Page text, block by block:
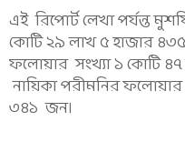
এই রিপোর্ট লেখা পর্যন্ত
কোটি ২৯ লাখ ৫ হাজার
ফলোয়ার সংখ্যা ১ কোটি
নায়িকা পরীমনির
৩৪১ জন।